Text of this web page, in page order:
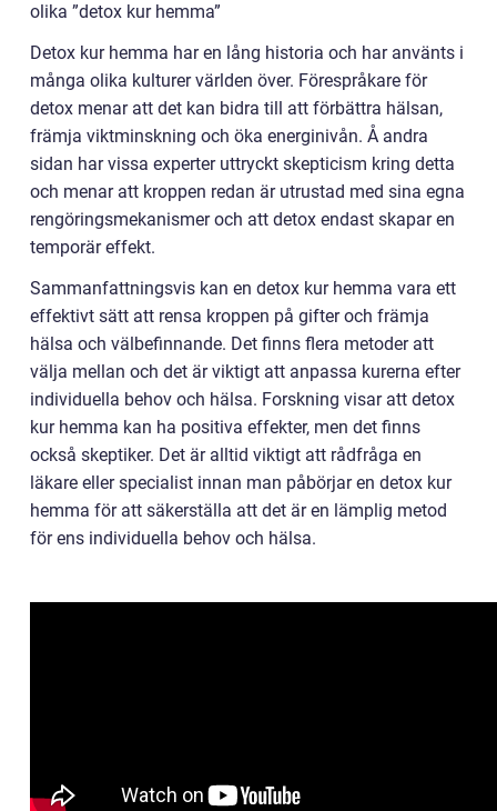
olika ”detox kur hemma”
Detox kur hemma har en lång historia och har använts i
många olika kulturer världen över. Förespråkare för
detox menar att det kan bidra till att förbättra hälsan,
främja viktminskning och öka energinivån. Å andra
sidan har vissa experter uttryckt skepticism kring detta
och menar att kroppen redan är utrustad med sina egna
rengöringsmekanismer och att detox endast skapar en
temporär effekt.
Sammanfattningsvis kan en detox kur hemma vara ett
effektivt sätt att rensa kroppen på gifter och främja
hälsa och välbefinnande. Det finns flera metoder att
välja mellan och det är viktigt att anpassa kurerna efter
individuella behov och hälsa. Forskning visar att detox
kur hemma kan ha positiva effekter, men det finns
också skeptiker. Det är alltid viktigt att rådfråga en
läkare eller specialist innan man påbörjar en detox kur
hemma för att säkerställa att det är en lämplig metod
för ens individuella behov och hälsa.